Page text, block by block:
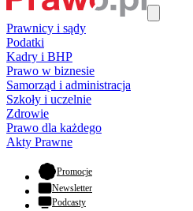
Prawnicy i sądy
Podatki
Kadry i BHP
Prawo w biznesie
Samorząd i administracja
Szkoły i uczelnie
Zdrowie
Prawo dla każdego
Akty Prawne
Promocje- otwiera się w nowej karcie
Newsletter
Podcasty